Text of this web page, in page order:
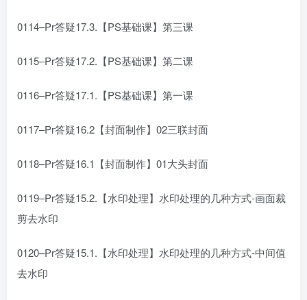
0114–Pr答疑17.3.【PS基础课】第三课
0115–Pr答疑17.2.【PS基础课】第二课
0116–Pr答疑17.1.【PS基础课】第一课
0117–Pr答疑16.2【封面制作】02三联封面
0118–Pr答疑16.1【封面制作】01大头封面
0119–Pr答疑15.2.【水印处理】水印处理的几种方式-画面裁
剪去水印
0120–Pr答疑15.1.【水印处理】水印处理的几种方式-中间值
去水印